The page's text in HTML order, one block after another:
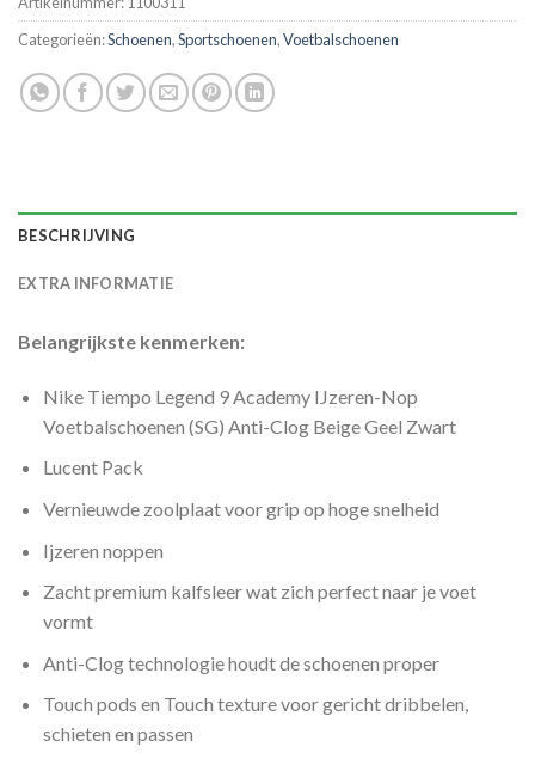
Categorieën:Schoenen,Sportschoenen,Voetbalschoenen
BESCHRIJVING
EXTRA INFORMATIE
Belangrijkste kenmerken:
Nike Tiempo Legend 9 Academy IJzeren-Nop
Voetbalschoenen (SG) Anti-Clog Beige Geel Zwart
Lucent Pack
Vernieuwde zoolplaat voor grip op hoge snelheid
Ijzeren noppen
Zacht premium kalfsleer wat zich perfect naar je voet
vormt
Anti-Clog technologie houdt de schoenen proper
Touch pods en Touch texture voor gericht dribbelen,
schieten en passen